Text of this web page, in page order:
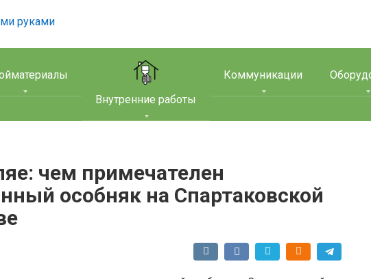
Внутренние работы
Коммуникации
чем примечателен
особняк на Спартаковской